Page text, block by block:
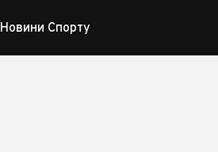
Новини Спорту